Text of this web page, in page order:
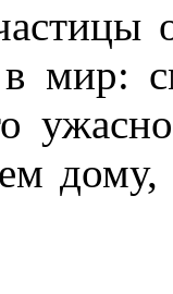
мир:
дому,